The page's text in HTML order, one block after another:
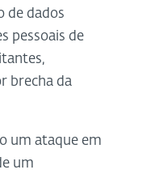
de dados
pessoais de
brecha da
um ataque em
um